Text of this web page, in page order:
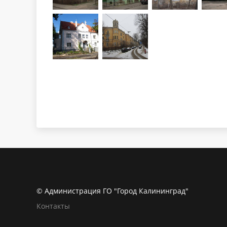
© Администрация ГО "Город Калининград"
Контакты